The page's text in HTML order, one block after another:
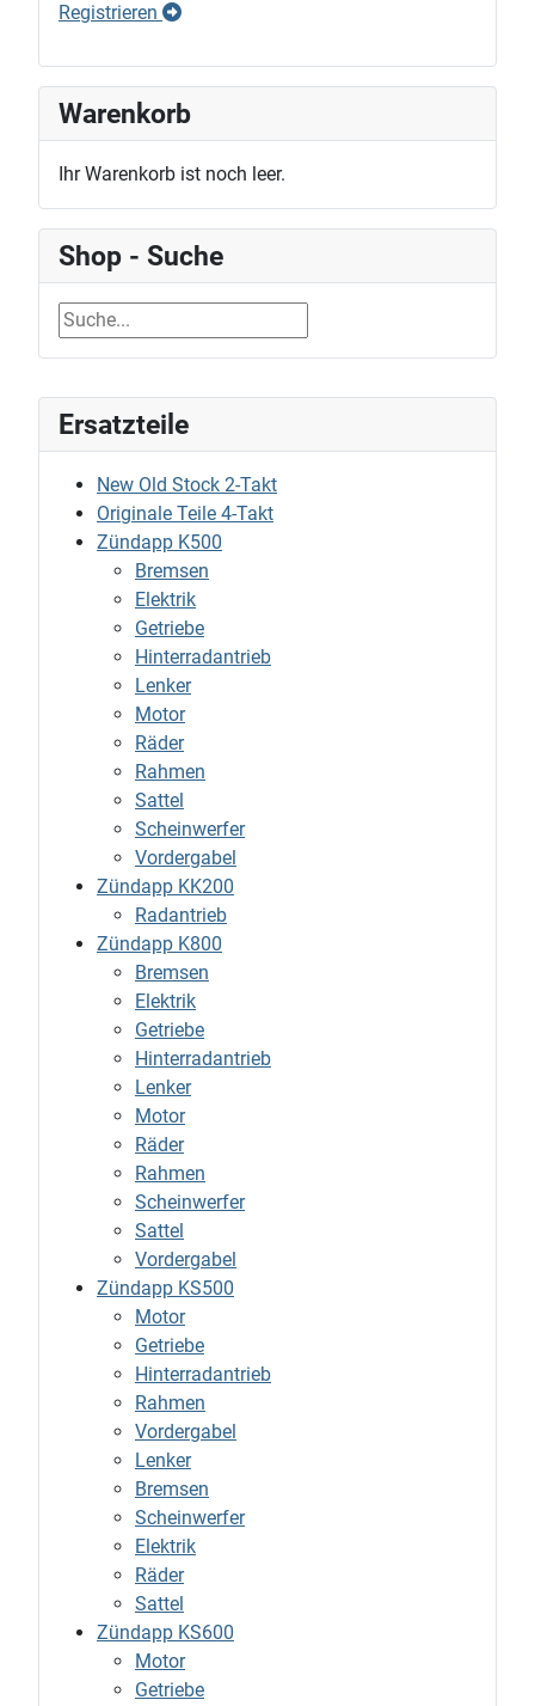
Ersatzteile
New Old Stock 2-Takt
Originale Teile 4-Takt
Zündapp K500
Bremsen
Elektrik
Getriebe
Hinterradantrieb
Lenker
Motor
Räder
Rahmen
Sattel
Scheinwerfer
Vordergabel
Zündapp KK200
Radantrieb
Zündapp K800
Bremsen
Elektrik
Getriebe
Hinterradantrieb
Lenker
Motor
Räder
Rahmen
Scheinwerfer
Sattel
Vordergabel
Zündapp KS500
Motor
Getriebe
Hinterradantrieb
Rahmen
Vordergabel
Lenker
Bremsen
Scheinwerfer
Elektrik
Räder
Sattel
Zündapp KS600
Motor
Getriebe
Registrieren
Warenkorb
Ihr Warenkorb ist noch leer.
Shop - Suche